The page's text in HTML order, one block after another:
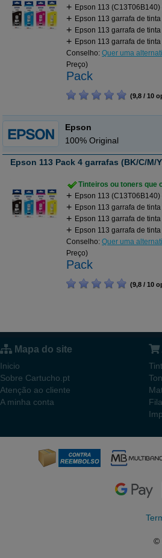
Epson 113
Epson 113 garrafa de
Epson 113 garrafa de
Epson 113 garrafa de
Conselho:Quer uma
Preço)
Pack
(9,8 / 10
Epson
100% Original
Epson 113 Pack 4 garrafas (BK/C/M/
Tinteiros ou toners que
Epson 113
Epson 113 garrafa de
Epson 113 garrafa de
Epson 113 garrafa de
Conselho:Quer uma
Preço)
Pack
(9,8 / 10
Mapa do site
Inicio
Sobre Cartucho.pt
Atenção ao cliente
A minha conta
©